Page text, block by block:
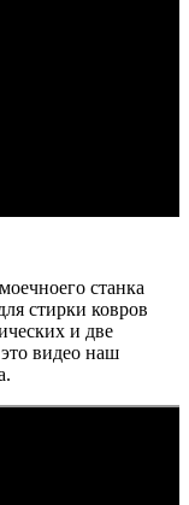
станка
стирки ковров
и две
видео наш